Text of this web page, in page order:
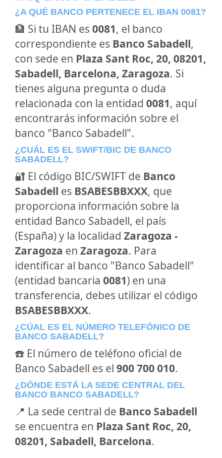
¿A QUÉ BANCO PERTENECE EL IBAN 0081?
🏦 Si tu IBAN es 0081, el banco
correspondiente es Banco Sabadell,
con sede en Plaza Sant Roc, 20, 08201,
Sabadell, Barcelona, Zaragoza. Si
tienes alguna pregunta o duda
relacionada con la entidad 0081, aquí
encontrarás información sobre el
banco "Banco Sabadell".
¿CUÁL ES EL SWIFT/BIC DE BANCO
SABADELL?
🔐 El código BIC/SWIFT de Banco
Sabadell es BSABESBBXXX, que
proporciona información sobre la
entidad Banco Sabadell, el país
(España) y la localidad Zaragoza -
Zaragoza en Zaragoza. Para
identificar al banco "Banco Sabadell"
(entidad bancaria 0081) en una
transferencia, debes utilizar el código
BSABESBBXXX.
¿CÚAL ES EL NÚMERO TELEFÓNICO DE
BANCO SABADELL?
☎️ El número de teléfono oficial de
Banco Sabadell es el 900 700 010.
¿DÓNDE ESTÁ LA SEDE CENTRAL DEL
BANCO BANCO SABADELL?
📍 La sede central de Banco Sabadell
se encuentra en Plaza Sant Roc, 20,
08201, Sabadell, Barcelona.